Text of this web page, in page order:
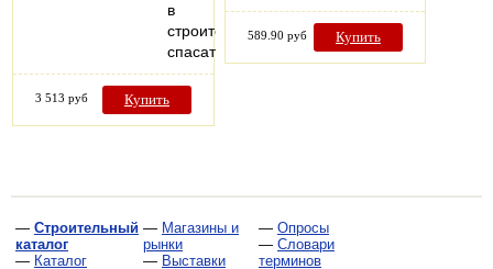
в
строительных,
спасательных…
3 513 руб Купить
589.90 руб Купить
— Строительный
каталог
— Каталог
— Магазины и
рынки
— Выставки
— Опросы
— Словари
терминов